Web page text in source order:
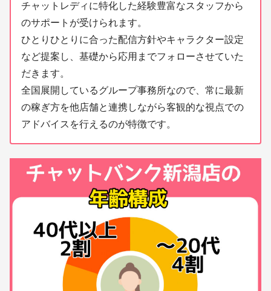
チャットレディに特化した経験豊富なスタッフから
のサポートが受けられます。
ひとりひとりに合った配信方針やキャラクター設定
など提案し、基礎から応用までフォローさせていた
だきます。
全国展開しているグループ事務所なので、常に最新
の稼ぎ方を他店舗と連携しながら客観的な視点での
アドバイスを行えるのが特徴です。